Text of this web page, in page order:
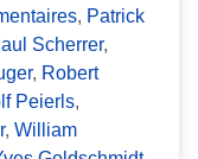
, Patrick
Scherrer,
, Robert
Peierls,
, William